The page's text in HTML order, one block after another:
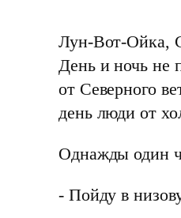
Лун-Вот-Ойка,
День и ночь не
от Северного
день люди от
Однажды один
- Пойду в